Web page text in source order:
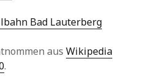
Bad Lauterberg
ausWikipedia
.